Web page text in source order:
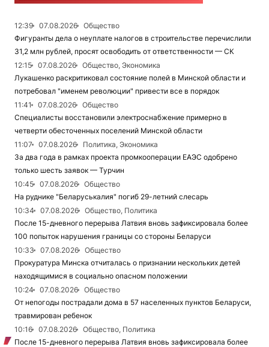
12:39 07.08.2026
Общество
Фигуранты дела о неуплате налогов в строительстве перечислили
31,2 млн рублей, просят освободить от ответственности — СК
12:15
07.08.2026
Общество, Экономика
Лукашенко раскритиковал состояние полей в Минской области и
потребовал "именем революции" привести все в порядок
11:41
07.08.2026
Общество
Специалисты восстановили электроснабжение примерно в
четверти обесточенных поселений Минской области
11:07
07.08.2026
Политика, Экономика
За два года в рамках проекта промкооперации ЕАЭС одобрено
только шесть заявок — Турчин
10:45
07.08.2026
Общество
На руднике "Беларуськалия" погиб 29-летний слесарь
10:34
07.08.2026
Общество, Политика
После 15-дневного перерыва Латвия вновь зафиксировала более
100 попыток нарушения границы со стороны Беларуси
10:33
07.08.2026
Общество
Прокуратура Минска отчиталась о признании нескольких детей
находящимися в социально опасном положении
10:24
07.08.2026
Общество
От непогоды пострадали дома в 57 населенных пунктов Беларуси,
травмирован ребенок
10:16
07.08.2026
Общество, Политика
После 15-дневного перерыва Латвия вновь зафиксировала более